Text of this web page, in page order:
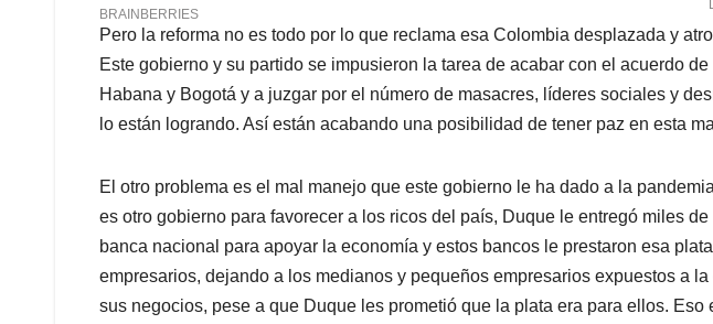
Pero la reforma no es todo por lo que reclama esa Colombia desplazada y
Este gobierno y su partido se impusieron la tarea de acabar con el acuerdo
Habana y Bogotá y a juzgar por el número de masacres, líderes sociales y
lo están logrando. Así están acabando una posibilidad de tener paz en esta
El otro problema es el mal manejo que este gobierno le ha dado a la
es otro gobierno para favorecer a los ricos del país, Duque le entregó miles
banca nacional para apoyar la economía y estos bancos le prestaron esa
empresarios, dejando a los medianos y pequeños empresarios expuestos a
sus negocios, pese a que Duque les prometió que la plata era para ellos. Eso